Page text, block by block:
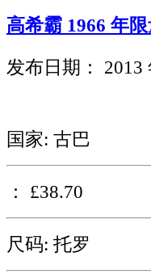
高希霸 1966 年
发布日期： 2013
国家: 古巴
： £38.70
尺码: 托罗